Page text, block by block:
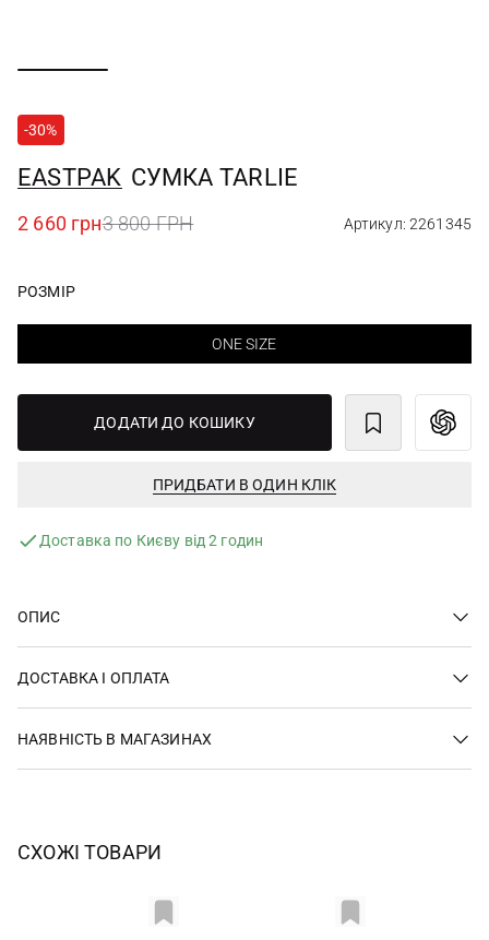
-30%
EASTPAK СУМКА TARLIE
2 660 грн3 800 ГРН Артикул: 2261345
РОЗМІР
ONE SIZE
ДОДАТИ ДО КОШИКУ
ПРИДБАТИ В ОДИН КЛІК
Доставка по Києву від 2 годин
ОПИС
ДОСТАВКА І ОПЛАТА
НАЯВНІСТЬ В МАГАЗИНАХ
СХОЖІ ТОВАРИ